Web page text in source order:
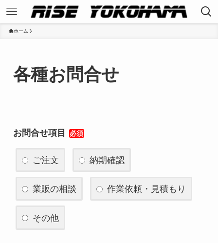
ホーム
各種お問合せ
お問合せ項目 必須
ご注文 納期確認
業販の相談 作業依頼・見積もり
その他